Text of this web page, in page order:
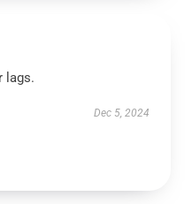
lags.
Dec 5, 2024